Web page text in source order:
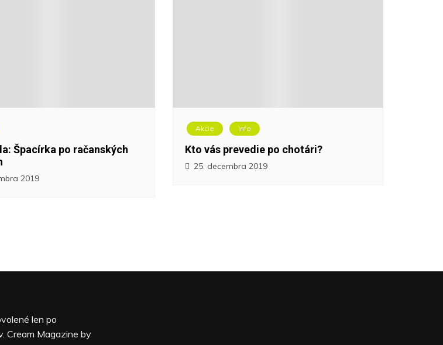
Špacírka po račanských
2019
Akcie Info
Kto vás prevedie po chotári?
25. decembra 2019
len po
Cream Magazine by